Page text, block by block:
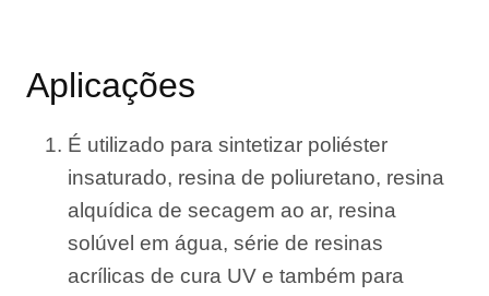
Aplicações
É utilizado para sintetizar poliéster
insaturado, resina de poliuretano, resina
alquídica de secagem ao ar, resina
solúvel em água, série de resinas
acrílicas de cura UV e também para